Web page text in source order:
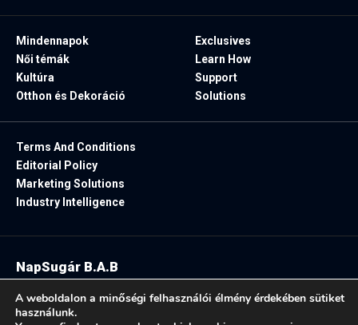
Mindennapok
Női témák
Kultúra
Otthon és Dekoráció
Exclusives
Learn How
Support
Solutions
Terms And Conditions
Editorial Policy
Marketing Solutions
Industry Intelligence
NapSugár B.A.B
A weboldalon a minőségi felhasználói élmény érdekében sütiket
használunk.